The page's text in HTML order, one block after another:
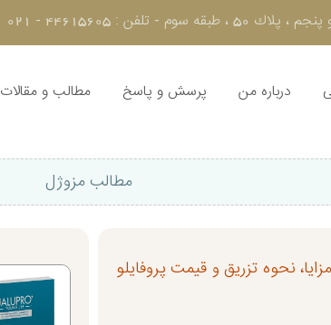
: 44615605 - 021
درباره من پرسش و پاسخ مطالب و مقالات
مطالب مزوژل
نحوه تزریق و قیمت پروفایلو